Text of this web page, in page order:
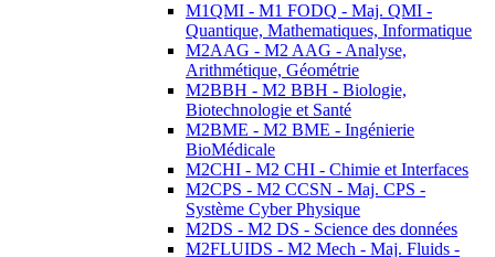
M1QMI - M1 FODQ - Maj. QMI -
Quantique, Mathematiques, Informatique
M2AAG - M2 AAG - Analyse,
Arithmétique, Géométrie
M2BBH - M2 BBH - Biologie,
Biotechnologie et Santé
M2BME - M2 BME - Ingénierie
BioMédicale
M2CHI - M2 CHI - Chimie et Interfaces
M2CPS - M2 CCSN - Maj. CPS -
Système Cyber Physique
M2DS - M2 DS - Science des données
M2FLUIDS - M2 Mech - Maj. Fluids -